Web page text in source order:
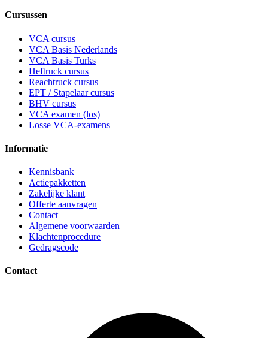
Cursussen
VCA cursus
VCA Basis Nederlands
VCA Basis Turks
Heftruck cursus
Reachtruck cursus
EPT / Stapelaar cursus
BHV cursus
VCA examen (los)
Losse VCA-examens
Informatie
Kennisbank
Actiepakketten
Zakelijke klant
Offerte aanvragen
Contact
Algemene voorwaarden
Klachtenprocedure
Gedragscode
Contact